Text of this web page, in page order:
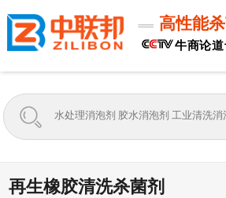
高性能
牛商论
再生橡胶清洗杀菌剂